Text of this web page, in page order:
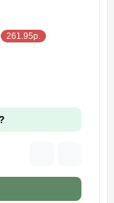
261.95р.